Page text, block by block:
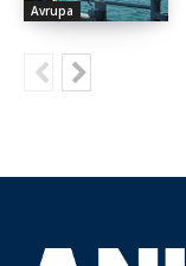
Avrupa